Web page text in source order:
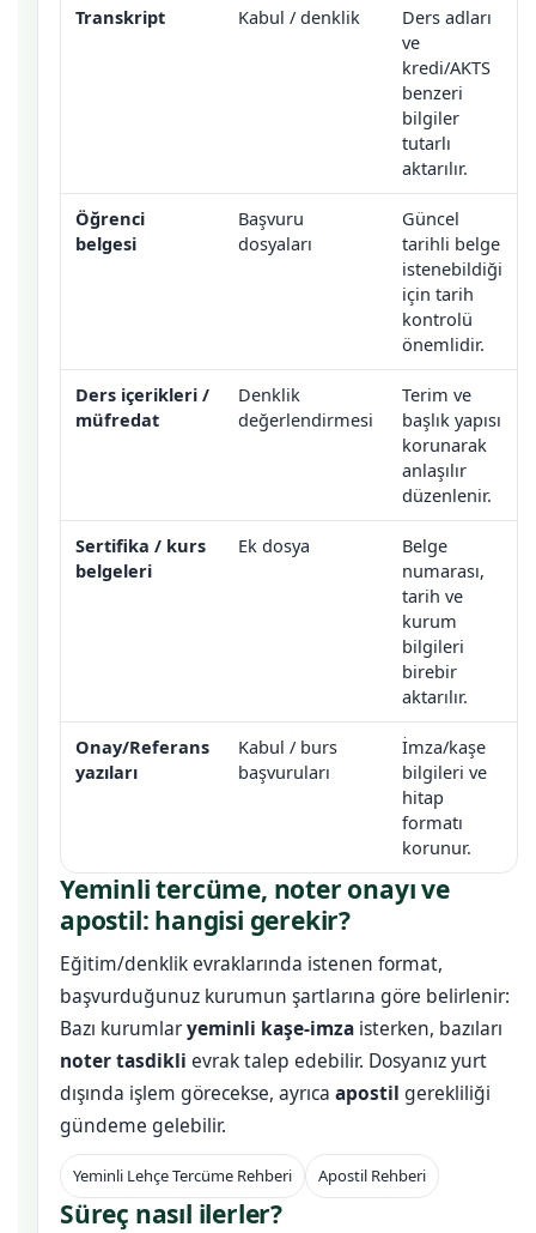
Transkript Kabul / denklik
Ders adları
ve
kredi/AKTS
benzeri
bilgiler
tutarlı
aktarılır.
Öğrenci
belgesi
Başvuru
dosyaları
Güncel
tarihli belge
istenebildiği
için tarih
kontrolü
önemlidir.
Ders içerikleri /
müfredat
Denklik
değerlendirmesi
Terim ve
başlık yapısı
korunarak
anlaşılır
düzenlenir.
Sertifika / kurs
belgeleri
Ek dosya
Belge
numarası,
tarih ve
kurum
bilgileri
birebir
aktarılır.
Onay/Referans
yazıları
Kabul / burs
başvuruları
İmza/kaşe
bilgileri ve
hitap
formatı
korunur.
Yeminli tercüme, noter onayı ve
apostil: hangisi gerekir?
Eğitim/denklik evraklarında istenen format,
başvurduğunuz kurumun şartlarına göre belirlenir:
Bazı kurumlaryeminli kaşe-imza isterken, bazıları
noter tasdikli evrak talep edebilir. Dosyanız yurt
dışında işlem görecekse, ayrıca apostil gerekliliği
gündeme gelebilir.
Yeminli Lehçe Tercüme Rehberi Apostil Rehberi
Süreç nasıl ilerler?